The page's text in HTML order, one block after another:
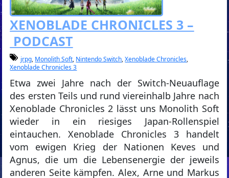
XENOBLADE CHRONICLES 3 –
PODCAST
jrpg, Monolith Soft, Nintendo Switch,Xenoblade Chronicles,
Xenoblade Chronicles 3
Etwa zwei Jahre nach der Switch-Neuauflage
des ersten Teils und rund viereinhalb Jahre nach
Xenoblade Chronicles 2 lässt uns Monolith Soft
wieder in ein riesiges Japan-Rollenspiel
eintauchen. Xenoblade Chronicles 3 handelt
vom ewigen Krieg der Nationen Keves und
Agnus, die um die Lebensenergie der jeweils
anderen Seite kämpfen. Alex, Arne und Markus